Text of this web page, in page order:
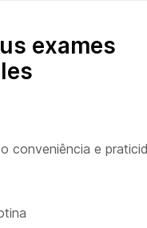
exames
conveniência e